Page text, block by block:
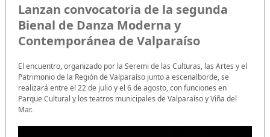
Lanzan convocatoria de la segunda
Bienal de Danza Moderna y
Contemporánea de Valparaíso
El encuentro, organizado por la Seremi de las Culturas, las Artes y el
Patrimonio de la Región de Valparaíso junto a escenalborde, se
realizará entre el 22 de julio y el 6 de agosto, con funciones en
Parque Cultural y los teatros municipales de Valparaíso y Viña del
Mar.